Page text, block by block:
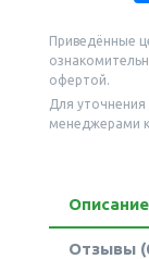
Приведённые
офертой.
Для
менеджерами
Описание
Отзывы